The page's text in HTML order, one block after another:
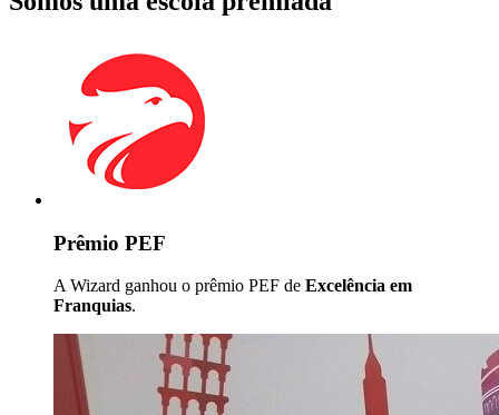
Prêmio PEF
A Wizard ganhou o prêmio PEF de Excelência em
Franquias.